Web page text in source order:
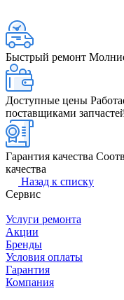
Быстрый ремонт
Доступные цены
поставщиками
Гарантия качества
качества
Назад к списку
Сервис
Услуги ремонта
Акции
Бренды
Условия оплаты
Гарантия
Компания